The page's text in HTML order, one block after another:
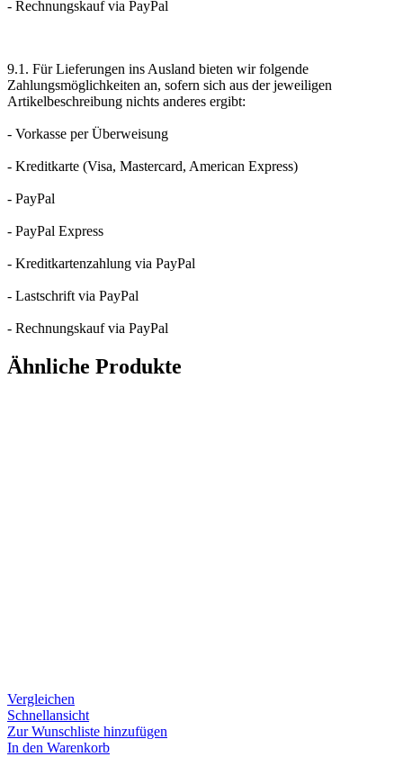
- Rechnungskauf via PayPal
9.1. Für Lieferungen ins Ausland bieten wir folgende
Zahlungsmöglichkeiten an, sofern sich aus der jeweiligen
Artikelbeschreibung nichts anderes ergibt:
- Vorkasse per Überweisung
- Kreditkarte (Visa, Mastercard, American Express)
- PayPal
- PayPal Express
- Kreditkartenzahlung via PayPal
- Lastschrift via PayPal
- Rechnungskauf via PayPal
Ähnliche Produkte
Vergleichen
Schnellansicht
Zur Wunschliste hinzufügen
In den Warenkorb